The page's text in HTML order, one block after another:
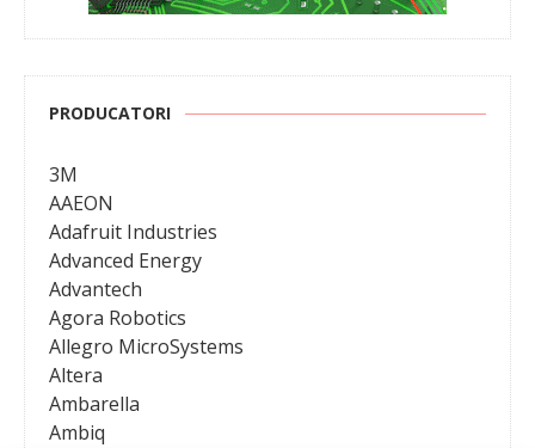
PRODUCATORI
3M
AAEON
Adafruit Industries
Advanced Energy
Advantech
Agora Robotics
Allegro MicroSystems
Altera
Ambarella
Ambiq